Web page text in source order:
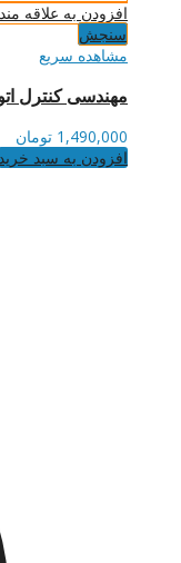
افزودن به علاقه
سنجش
مشاهده سریع
مهندسی کنترل
1,490,000 تومان
افزودن به سبد خرید